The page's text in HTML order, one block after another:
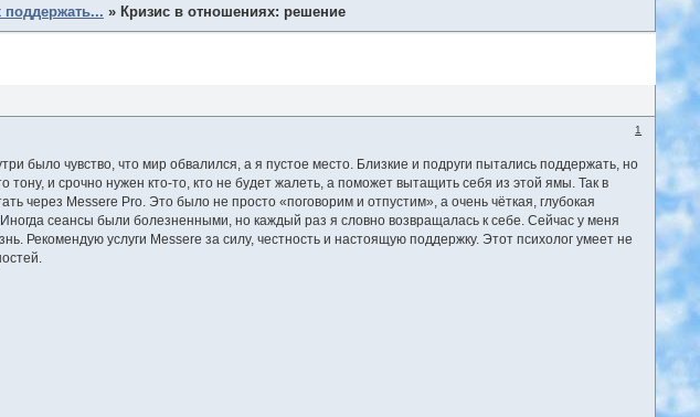
» Кризис в отношениях: решение
1
было чувство, что мир обвалился, а я пустое место. Близкие и подруги пытались поддержать, но
и срочно нужен кто-то, кто не будет жалеть, а поможет вытащить себя из этой ямы. Так в
через Messere Pro. Это было не просто «поговорим и отпустим», а очень чёткая, глубокая
сеансы были болезненными, но каждый раз я словно возвращалась к себе. Сейчас у меня
Рекомендую услуги Messere за силу, честность и настоящую поддержку. Этот психолог умеет не